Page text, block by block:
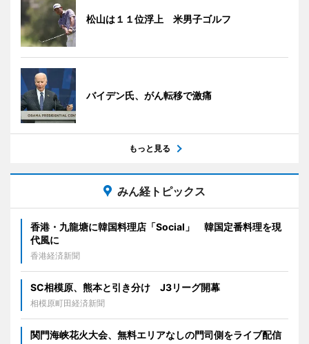
松山は１１位浮上 米男子ゴルフ
バイデン氏、がん転移で激痛
もっと見る
みん経トピックス
香港・九龍塘に韓国料理店「Social」 韓国定番料理を現
代風に
香港経済新聞
SC相模原、熊本と引き分け J3リーグ開幕
相模原町田経済新聞
関門海峡花火大会、無料エリアなしの門司側をライブ配信